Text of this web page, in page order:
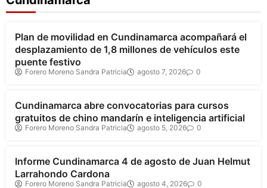
Bogotá Cundinamarca
Plan de movilidad en Cundinamarca acompañará el
desplazamiento de 1,8 millones de vehículos este
puente festivo
Forero Moreno Sandra Patricia agosto 7, 2026 0
Cundinamarca
Cundinamarca abre convocatorias para cursos
gratuitos de chino mandarín e inteligencia artificial
Forero Moreno Sandra Patricia agosto 5, 2026 0
Cundinamarca
Informe Cundinamarca 4 de agosto de Juan Helmut
Larrahondo Cardona
Forero Moreno Sandra Patricia agosto 4, 2026 0